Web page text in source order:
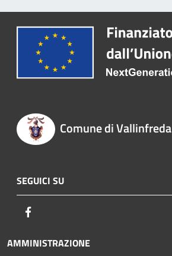
Comune di Vallinfreda
SEGUICI SU
AMMINISTRAZIONE